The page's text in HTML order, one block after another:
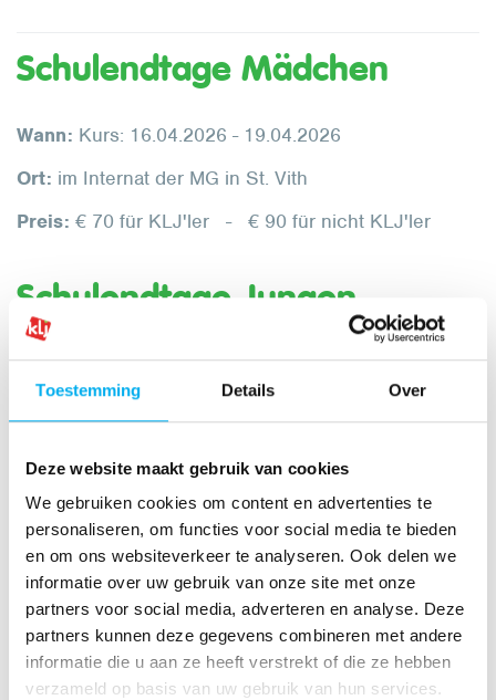
Toestemming Details Over
Deze website maakt gebruik van cookies
We gebruiken cookies om content en advertenties te
personaliseren, om functies voor social media te bieden
en om ons websiteverkeer te analyseren. Ook delen we
informatie over uw gebruik van onze site met onze
partners voor social media, adverteren en analyse. Deze
partners kunnen deze gegevens combineren met andere
informatie die u aan ze heeft verstrekt of die ze hebben
verzameld op basis van uw gebruik van hun services.
Schulendtage Mädchen
Wann: Kurs: 16.04.2026 - 19.04.2026
Ort: im Internat der MG in St. Vith
Preis: € 70 für KLJ'ler - € 90 für nicht KLJ'ler
Schulendtage Jungen
Wann:16.04.2026 - 19.04.2026
im Karl-Lauterbach-Haus in Küschelscheid
Melde dich unter
ostbelgien@klj.be an!
2026 Anmeldeformular Schulendtage.pdf